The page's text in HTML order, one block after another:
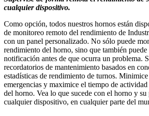
cualquier dispositivo.
Como opción, todos nuestros hornos están
de monitoreo remoto del rendimiento de
con un panel personalizado. No sólo puede
rendimiento del horno, sino que también
notificación antes de que ocurra un problema.
recordatorios de mantenimiento basados ​​en
estadísticas de rendimiento de turnos.
emergencias y maximice el tiempo de
del horno. Vea lo que sucede con el horno y
cualquier dispositivo, en cualquier parte del